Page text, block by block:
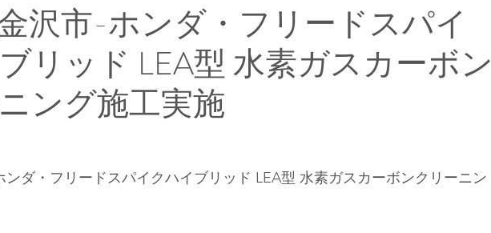
沢市-ホンダ・フリードスパイ
リッド LEA型 水素ガスカーボン
ング施工実施
ンダ・フリードスパイクハイブリッド LEA型 水素ガスカーボンクリーニン